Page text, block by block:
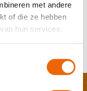
met andere
of die ze hebben
hun services.